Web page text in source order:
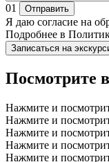
01
Отправить
Я даю согласие на
Подробнее в
Записаться на
Посмотрите
Нажмите и
Нажмите и
Нажмите и
Нажмите и
Нажмите и